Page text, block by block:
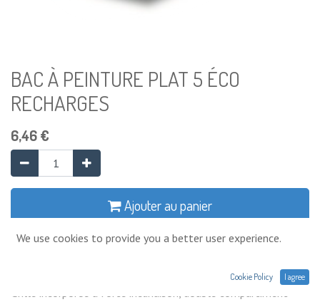
BAC À PEINTURE PLAT 5 ÉCO
RECHARGES
6,46€
Ajouter au panier
Ajouter à la liste de souhaits
Grille incorporée à forte inclinaison, double compartiment
We use cookies to provide you a better user experience.
Cookie Policy I agree